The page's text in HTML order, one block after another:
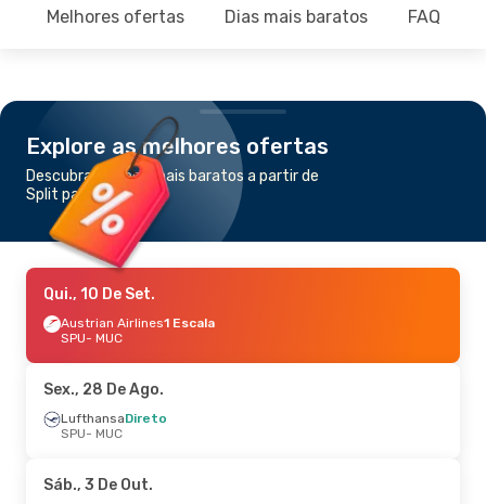
Melhores ofertas Dias mais baratos FAQ
Explore as melhores ofertas
Descubra os voos mais baratos a partir de
Split para Munique
Qui., 10 De Set.
Austrian Airlines1 Escala
SPU- MUC
Sex., 28 De Ago.
LufthansaDireto
SPU- MUC
Sáb., 3 De Out.